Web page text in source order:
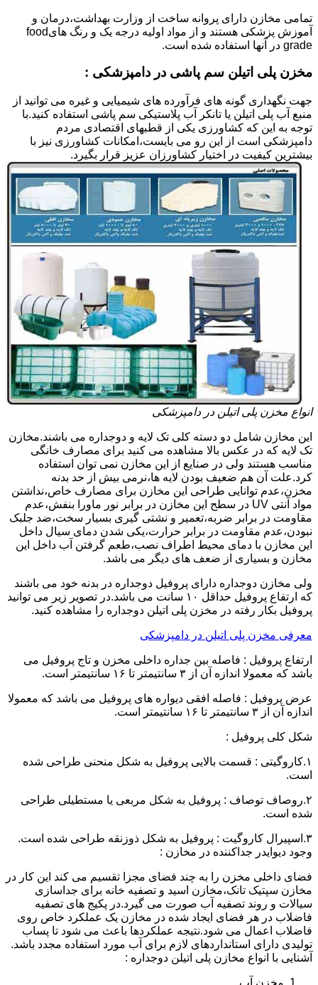
تمامی مخازن دارای پروانه ساخت از وزارت بهداشت،درمان و
آموزش پزشکی هستند و از مواد اولیه درجه یک و رنگ هایfood
grade در آنها استفاده شده است.
مخزن پلی اتیلن سم پاشی در دامپزشکی :
جهت نگهداری گونه های فرآورده های شیمیایی و غیره می توانید از
منبع آب پلی اتیلن یا تانکر آب پلاستیکی سم پاشی استفاده کنید.با
توجه به این که کشاورزی یکی از قطبهای اقتصادی مردم
دامپزشکی است از این رو می بایست،امکانات کشاورزی نیز با
بیشترین کیفیت در اختیار کشاورزان عزیز قرار بگیرد.
انواع مخزن پلی اتیلن در دامپزشکی
این مخازن شامل دو دسته کلی تک لایه و دوجداره می باشند.مخازن
تک لایه که در عکس بالا مشاهده می کنید برای مصارف خانگی
مناسب هستند ولی در صنایع از این مخازن نمی توان استفاده
کرد.علت آن هم ضعیف بودن لایه ها،نرمی بیش از حد بدنه
مخزن،عدم توانایی طراحی این مخازن برای مصارف خاص،نداشتن
مواد آنتی UV در سطح این مخازن در برابر نور ماورا بنفش،عدم
مقاومت در برابر ضربه،تعمیر و نشتی گیری بسیار سخت،ضد جلبک
نبودن،عدم مقاومت در برابر حرارت،یکی شدن دمای سیال داخل
این مخازن با دمای محیط اطراف نصب،طعم گرفتن آب داخل این
مخازن و بسیاری از ضعف های دیگر می باشد.
ولی مخازن دوجداره دارای پروفیل دوجداره در بدنه خود می باشند
که ارتفاع پروفیل حداقل ۱۰ سانت می باشد.در تصویر زیر می توانید
پروفیل بکار رفته در مخزن پلی اتیلن دوجداره را مشاهده کنید.
معرفی مخزن پلی اتیلن در دامپزشکی
ارتفاع پروفیل : فاصله بین جداره داخلی مخزن و تاج پروفیل می
باشد که معمولا اندازه آن از ۳ سانتیمتر تا ۱۶ سانتیمتر است.
عرض پروفیل : فاصله افقی دیواره های پروفیل می باشد که معمولا
اندازه آن از ۳ سانتیمتر تا ۱۶ سانتیمتر است.
شکل کلی پروفیل :
۱.کاروگیتی : قسمت بالایی پروفیل به شکل منحنی طراحی شده
است.
۲.روصاف توصاف : پروفیل به شکل مربعی یا مستطیلی طراحی
شده است.
۳.اسپیرال کاروگیت : پروفیل به شکل ذوزنقه طراحی شده است.
وجود دیوایدر جداکننده در مخازن :
فضای داخلی مخزن را به چند فضای مجزا تقسیم می کند این کار در
مخازن سپتیک تانک،مخازن اسید و تصفیه خانه برای جداسازی
سیالات و روند تصفیه آب صورت می گیرد.در پکیج های تصفیه
فاضلاب در هر فضای ایجاد شده در مخازن یک عملکرد خاص روی
فاضلاب اعمال می شود.نتیجه عملکردها باعث می شود تا پساب
تولیدی دارای استانداردهای لازم برای آب مورد استفاده مجدد باشد.
آشنایی با انواع مخازن پلی اتیلن دوجداره :
مخزن آب